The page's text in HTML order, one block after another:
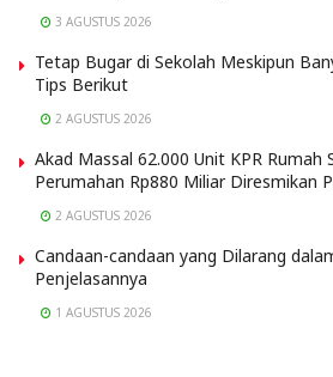
3 AGUSTUS 2026
Tetap Bugar di Sekolah Meskipun
Tips Berikut
2 AGUSTUS 2026
Akad Massal 62.000 Unit KPR Rumah
Perumahan Rp880 Miliar Diresmikan
2 AGUSTUS 2026
Candaan-candaan yang Dilarang
Penjelasannya
1 AGUSTUS 2026